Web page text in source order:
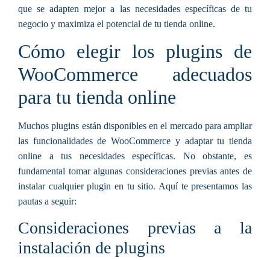
que se adapten mejor a las necesidades específicas de tu
negocio y maximiza el potencial de tu tienda online.
Cómo elegir los plugins de
WooCommerce adecuados
para tu tienda online
Muchos plugins están disponibles en el mercado para ampliar
las funcionalidades de WooCommerce y adaptar tu tienda
online a tus necesidades específicas. No obstante, es
fundamental tomar algunas consideraciones previas antes de
instalar cualquier plugin en tu sitio. Aquí te presentamos las
pautas a seguir:
Consideraciones previas a la
instalación de plugins